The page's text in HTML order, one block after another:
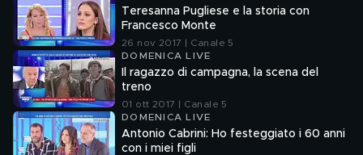
Teresanna Pugliese e la storia con
Francesco Monte
26 nov 2017 | Canale 5
DOMENICA LIVE
Il ragazzo di campagna, la scena del
treno
01 ott 2017 | Canale 5
DOMENICA LIVE
Antonio Cabrini: Ho festeggiato i 60 anni
con i miei figli